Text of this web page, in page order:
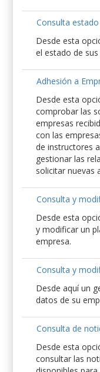
Consulta
Desde esta
el estado de
Adhesión a
Desde esta
comprobar las
empresas
con las
de instructores
gestionar las
solicitar nuevas
Consulta y
Desde esta
y modificar un
empresa.
Consulta y
Desde aquí un
datos de su
Consulta de
Desde esta
consultar las